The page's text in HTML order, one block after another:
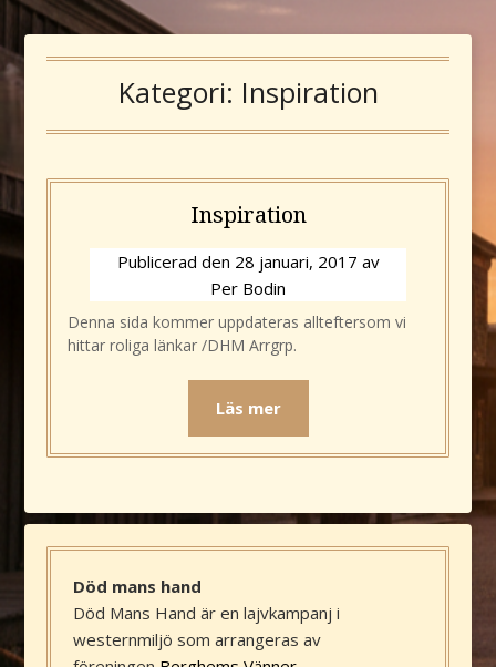
Kategori: Inspiration
Inspiration
Publicerad den 28 januari, 2017 av
Per Bodin
Denna sida kommer uppdateras allteftersom vi
hittar roliga länkar /DHM Arrgrp.
Läs mer
Död mans hand
Död Mans Hand är en lajvkampanj i
westernmiljö som arrangeras av